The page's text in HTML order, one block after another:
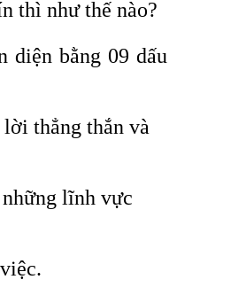
thì như thế nào?
diện bằng 09 dấu
thẳng thắn và
lĩnh vực